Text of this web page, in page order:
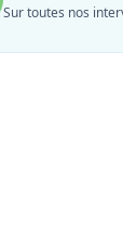
Sur toutes nos